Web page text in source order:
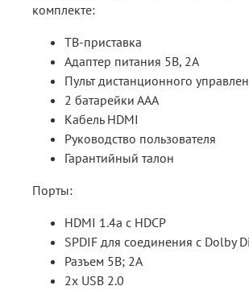
комплекте:
ТВ-приставка
Адаптер питания 5В, 2А
Пульт дистанционного
2 батарейки ААА
Кабель HDMI
Руководство пользователя
Гарантийный талон
Порты:
HDMI 1.4a c HDCP
SPDIF для соединения с Dolby
Разъем 5В; 2А
2х USB 2.0